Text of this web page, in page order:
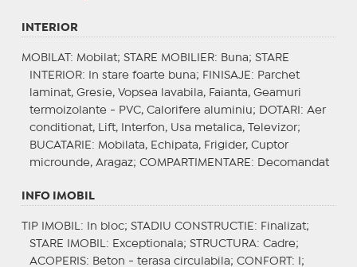
INTERIOR
MOBILAT : Mobilat; STARE MOBILIER: Buna; STARE
INTERIOR: In stare foarte buna; FINISAJE : Parchet
laminat, Gresie, Vopsea lavabila, Faianta, Geamuri
termoizolante - PVC, Calorifere aluminiu;
DOTARI : Aer
conditionat, Lift, Interfon, Usa metalica, Televizor;
BUCATARIE : Mobilata, Echipata, Frigider, Cuptor
microunde, Aragaz; COMPARTIMENTARE : Decomandat
INFO IMOBIL
TIP IMOBIL : In bloc; STADIU CONSTRUCTIE : Finalizat;
STARE IMOBIL : Exceptionala; STRUCTURA: Cadre;
ACOPERIS: Beton - terasa circulabila; CONFORT : I;